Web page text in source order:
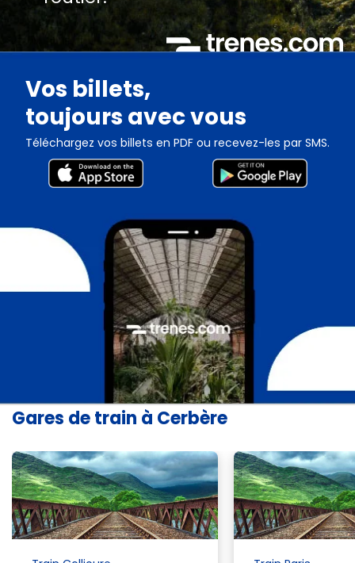
Vos billets,
toujours avec vous
Téléchargez vos billets en PDF ou recevez-les par SMS.
Gares de train à Cerbère